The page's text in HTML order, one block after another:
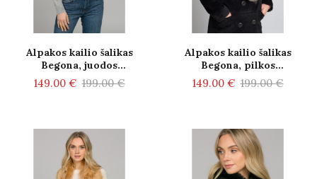
Alpakos kailio šalikas
Begona, juodos
spalvos
149.00 € 199.00 €
Alpakos kailio šalikas
Begona, pilkos
spalvos
149.00 € 199.00 €